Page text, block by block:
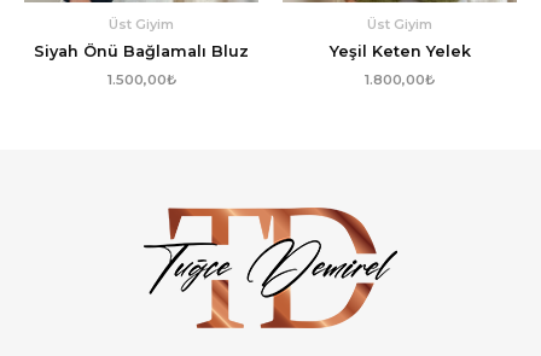
Üst Giyim
Siyah Önü Bağlamalı Bluz
1.500,00₺
Üst Giyim
Yeşil Keten Yelek
1.800,00₺